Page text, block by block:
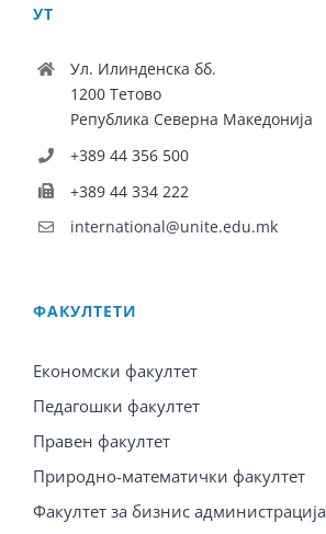
УТ
Ул. Илинденска бб.
1200 Тетово
Република Северна Македонија
+389 44 356 500
+389 44 334 222
international@unite.edu.mk
ФАКУЛТЕТИ
Економски факултет
Педагошки факултет
Правен факултет
Природно-математички факултет
Факултет за бизнис администрација